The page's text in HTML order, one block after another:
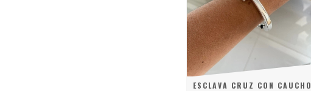
ESCLAVA CRUZ CON CAUCHO